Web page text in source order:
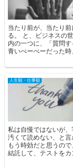
当たり前が、当たり
る。 と、ビジネスの
内の一つに、「質問
青いぺーぺーだった
人生観・仕事観
私は自慢ではないが
汚くて読めない、と
もう時効だと思うの
結託して、テストをカ